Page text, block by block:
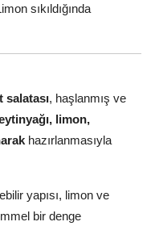
sıkıldığında
salatası, haşlanmış ve
limon,
hazırlanmasıyla
yapısı, limon ve
bir denge